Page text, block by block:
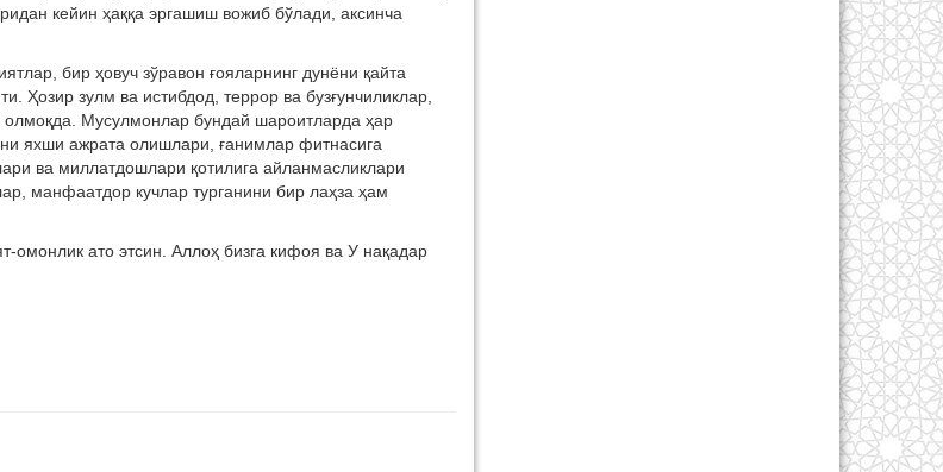
кейин ҳаққа эргашиш вожиб бўлади, аксинча
бир ҳовуч зўравон ғояларнинг дунёни қайта
Ҳозир зулм ва истибдод, террор ва бузғунчиликлар,
олмоқда. Мусулмонлар бундай шароитларда ҳар
яхши ажрата олишлари, ғанимлар фитнасига
ва миллатдошлари қотилига айланмасликлари
манфаатдор кучлар турганини бир лаҳза ҳам
омонлик ато этсин. Аллоҳ бизга кифоя ва У нақадар